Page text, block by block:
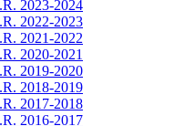
2023-2024
2022-2023
2021-2022
2020-2021
2019-2020
2018-2019
2017-2018
2016-2017